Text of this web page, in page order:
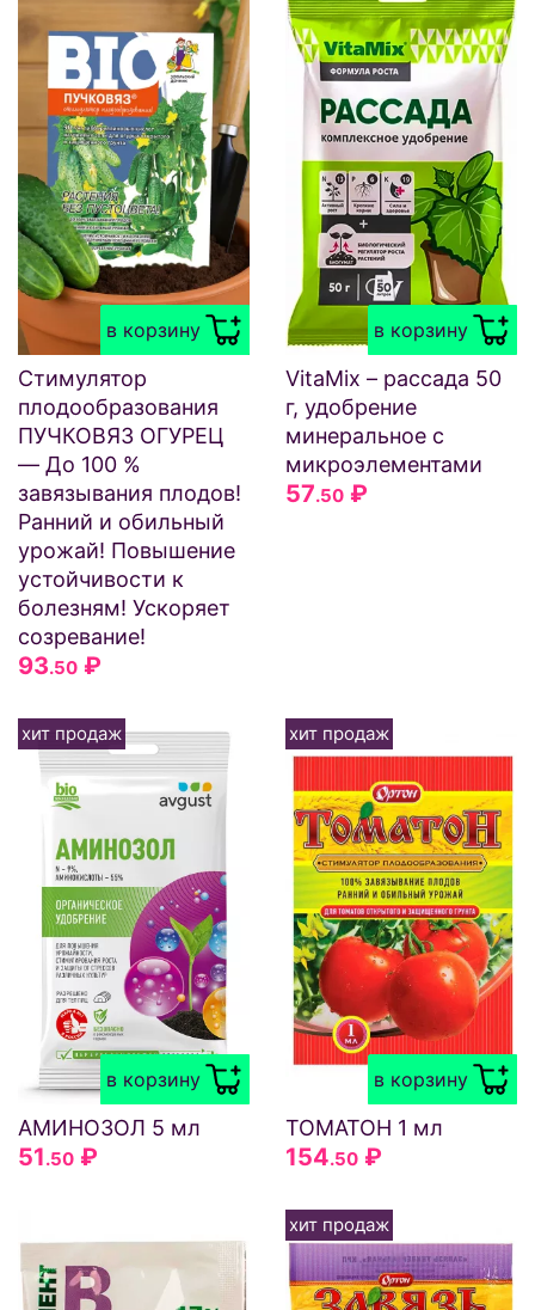
в корзину
Стимулятор
плодообразования
ПУЧКОВЯЗ ОГУРЕЦ
— До 100 %
завязывания плодов!
Ранний и обильный
урожай! Повышение
устойчивости к
болезням! Ускоряет
созревание!
93.50 ₽
в корзину
VitaMix – рассада 50
г, удобрение
минеральное с
микроэлементами
57.50 ₽
в корзину
хит продаж
АМИНОЗОЛ 5 мл
51.50 ₽
в корзину
хит продаж
ТОМАТОН 1 мл
154.50 ₽
хит продаж